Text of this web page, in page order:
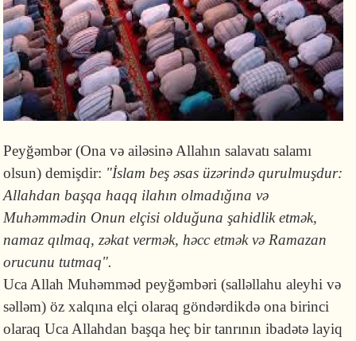
Peyğəmbər (Ona və ailəsinə Allahın salavatı salamı
olsun) demişdir: "İslam beş əsas üzərində qurulmuşdur:
Allahdan başqa haqq ilahın olmadığına və
Muhəmmədin Onun elçisi olduğuna şahidlik etmək,
namaz qılmaq, zəkat vermək, həcc etmək və Ramazan
orucunu tutmaq".
Uca Allah Muhəmməd peyğəmbəri (salləllahu aleyhi və
səlləm) öz xalqına elçi olaraq göndərdikdə ona birinci
olaraq Uca Allahdan başqa heç bir tanrının ibadətə layiq